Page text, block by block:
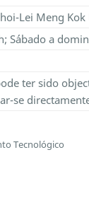
Lei Meng
Sábado a
ter sido
se
Tecnológico